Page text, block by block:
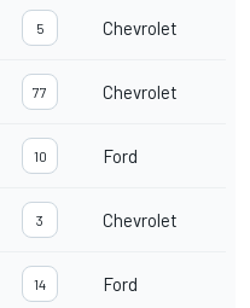
5 Chevrolet
77 Chevrolet
10 Ford
3 Chevrolet
14 Ford